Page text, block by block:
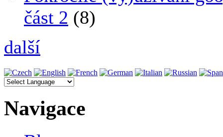
část 2 (8)
další
Navigace